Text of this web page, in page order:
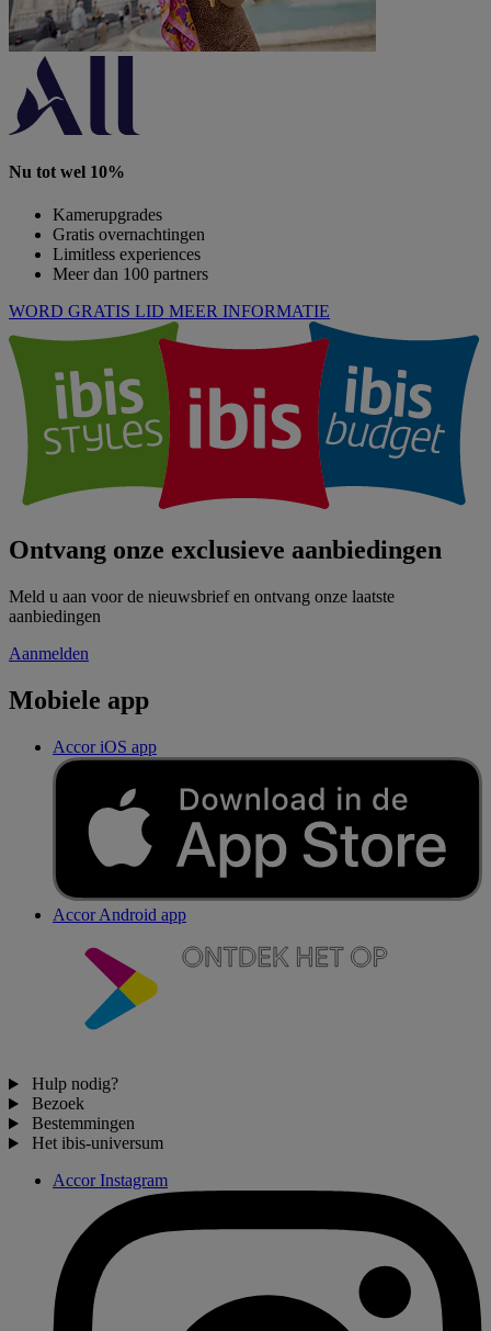
Nu tot wel 10%
Kamerupgrades
Gratis overnachtingen
Limitless experiences
Meer dan 100 partners
WORD GRATIS LID MEER INFORMATIE
Ontvang onze exclusieve aanbiedingen
Meld u aan voor de nieuwsbrief en ontvang onze laatste
aanbiedingen
Aanmelden
Mobiele app
Accor iOS app
Accor Android app
Hulp nodig?
Bezoek
Bestemmingen
Het ibis-universum
Accor Instagram